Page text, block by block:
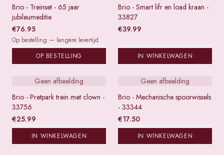
Brio - Treinset - 65 jaar
jubileumeditie
€76.95
Op bestelling — langere levertijd
OP BESTELLING
Brio - Smart lifr en load kraan -
33827
€39.99
IN WINKELWAGEN
Geen afbeelding
Brio - Pretpark trein met clown -
33756
€25.99
IN WINKELWAGEN
Geen afbeelding
Brio - Mechanische spoorwissels
- 33344
€17.50
IN WINKELWAGEN